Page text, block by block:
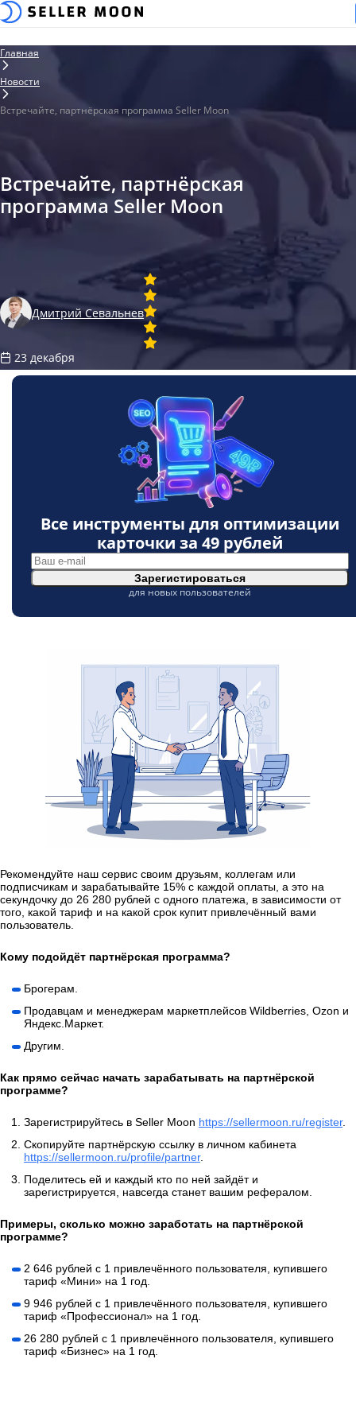
Главная
Новости
Встречайте, партнёрская программа Seller Moon
Встречайте, партнёрская
программа Seller Moon
Дмитрий Севальнев
23 декабря
Рекомендуйте наш сервис своим друзьям, коллегам или
подписчикам и зарабатывайте 15% с каждой оплаты, а это на
секундочку до 26 280 рублей с одного платежа, в зависимости от
того, какой тариф и на какой срок купит привлечённый вами
пользователь.
Кому подойдёт партнёрская программа?
Брогерам.
Продавцам и менеджерам маркетплейсов Wildberries, Ozon и
Яндекс.Маркет.
Другим.
Как прямо сейчас начать зарабатывать на партнёрской
программе?
Зарегистрируйтесь в Seller Moon https://sellermoon.ru/register.
Скопируйте партнёрскую ссылку в личном кабинета
https://sellermoon.ru/profile/partner.
Поделитесь ей и каждый кто по ней зайдёт и
зарегистрируется, навсегда станет вашим рефералом.
Примеры, сколько можно заработать на партнёрской
программе?
2 646 рублей c 1 привлечённого пользователя, купившего
тариф «Мини» на 1 год.
9 946 рублей c 1 привлечённого пользователя, купившего
тариф «Профессионал» на 1 год.
26 280 рублей c 1 привлечённого пользователя, купившего
тариф «Бизнес» на 1 год.
Все инструменты для оптимизации
карточки за 49 рублей
Зарегистироваться
для новых пользователей